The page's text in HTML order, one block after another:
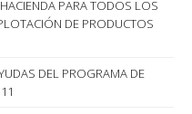
PARA TODOS LOS
DE PRODUCTOS
DEL PROGRAMA DE